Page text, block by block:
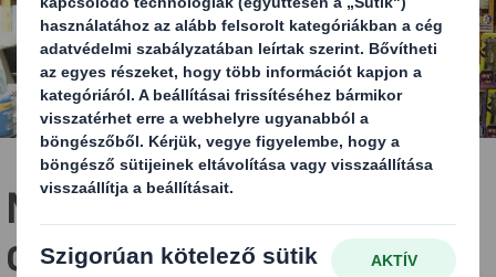
Márkák Múzeuma -
csomagolás a demencia